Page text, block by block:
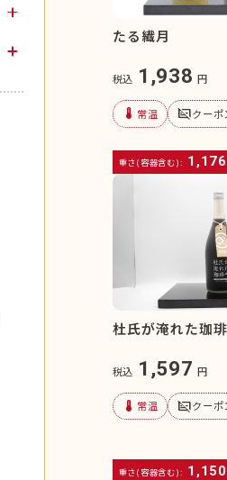
たる繊月
税込 1,938 円
device_thermostat 常温 subtitles_offクーポ
重さ(容器含む): 1,176
杜氏が淹れた珈琲
税込 1,597 円
device_thermostat 常温 subtitles_offクーポ
重さ(容器含む): 1,150